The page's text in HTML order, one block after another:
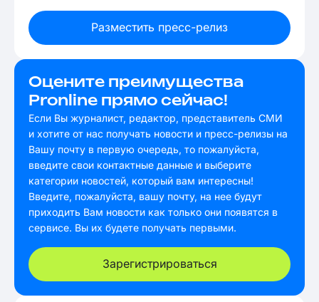
Разместить пресс-релиз
Оцените преимущества
Pronline прямо сейчас!
Если Вы журналист, редактор, представитель СМИ
и хотите от нас получать новости и пресс-релизы на
Вашу почту в первую очередь, то пожалуйста,
введите свои контактные данные и выберите
категории новостей, который вам интересны!
Введите, пожалуйста, вашу почту, на нее будут
приходить Вам новости как только они появятся в
сервисе. Вы их будете получать первыми.
Зарегистрироваться